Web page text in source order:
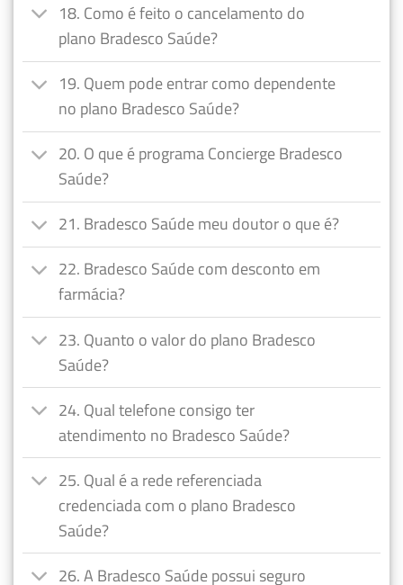
18. Como é feito o cancelamento do
plano Bradesco Saúde?
19. Quem pode entrar como dependente
no plano Bradesco Saúde?
20. O que é programa Concierge Bradesco
Saúde?
21. Bradesco Saúde meu doutor o que é?
22. Bradesco Saúde com desconto em
farmácia?
23. Quanto o valor do plano Bradesco
Saúde?
24. Qual telefone consigo ter
atendimento no Bradesco Saúde?
25. Qual é a rede referenciada
credenciada com o plano Bradesco
Saúde?
26. A Bradesco Saúde possui seguro